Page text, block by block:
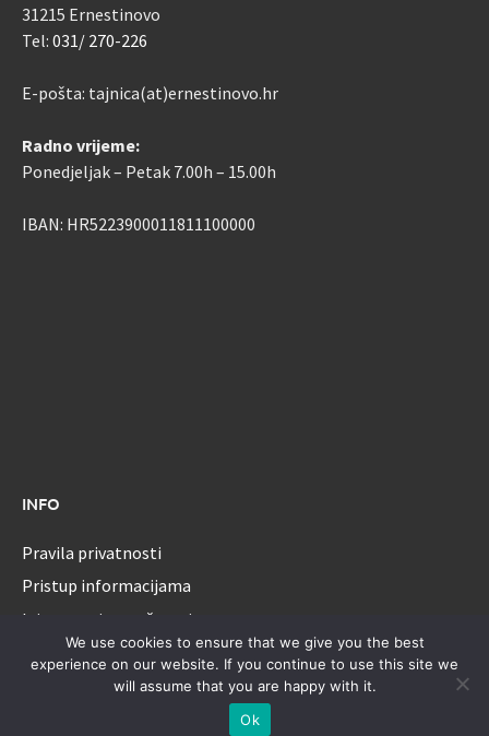
31215 Ernestinovo
Tel: 031/ 270-226
E-pošta: tajnica(at)ernestinovo.hr
Radno vrijeme:
Ponedjeljak – Petak 7.00h – 15.00h
IBAN: HR5223900011811100000
INFO
Pravila privatnosti
Pristup informacijama
Izjava o pristupačnosti
Sva prava pridržana - Općina Ernestinovo.
Tema: Awaken od
We use cookies to ensure that we give you the best
experience on our website. If you continue to use this site we
will assume that you are happy with it.
Ok